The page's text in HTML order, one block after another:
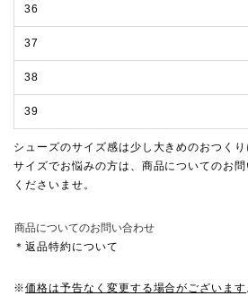
36
37
38
39
シューズのサイズ感は少し大きめのおつくり
サイズでお悩みの方は、商品についてのお
くださいませ。
商品についてのお問い合わせ
＊返品特約について
※価格は予告なく変更する場合がございます